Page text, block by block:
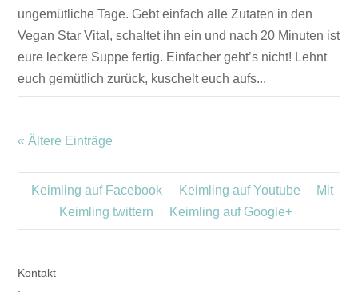
ungemütliche Tage. Gebt einfach alle Zutaten in den
Vegan Star Vital, schaltet ihn ein und nach 20 Minuten ist
eure leckere Suppe fertig. Einfacher geht’s nicht! Lehnt
euch gemütlich zurück, kuschelt euch aufs...
« Ältere Einträge
Keimling auf Facebook Keimling auf Youtube
Mit
Keimling twittern
Keimling auf Google+
Kontakt